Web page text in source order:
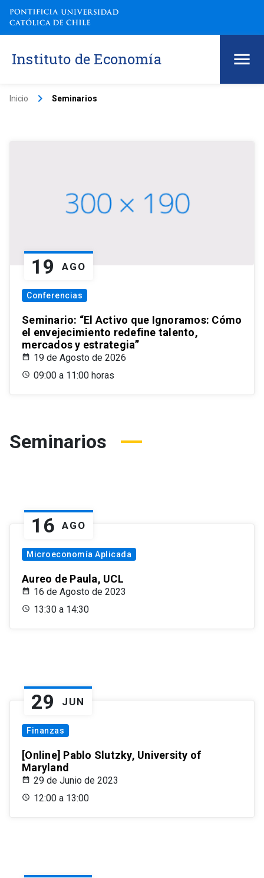
Instituto de Economía
Inicio keyboard_arrow_right Seminarios
19 AGO
Conferencias
Seminario: “El Activo que Ignoramos: Cómo
el envejecimiento redefine talento,
mercados y estrategia”
19 de Agosto de 2026
09:00 a 11:00 horas
Seminarios
16 AGO
Microeconomía Aplicada
Aureo de Paula, UCL
16 de Agosto de 2023
13:30 a 14:30
29 JUN
Finanzas
[Online] Pablo Slutzky, University of
Maryland
29 de Junio de 2023
12:00 a 13:00